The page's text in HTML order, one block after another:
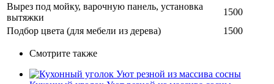
Вырез под мойку, варочную панель, установка
вытяжки
1500
Подбор цвета (для мебели из дерева)
1500
Смотрите также